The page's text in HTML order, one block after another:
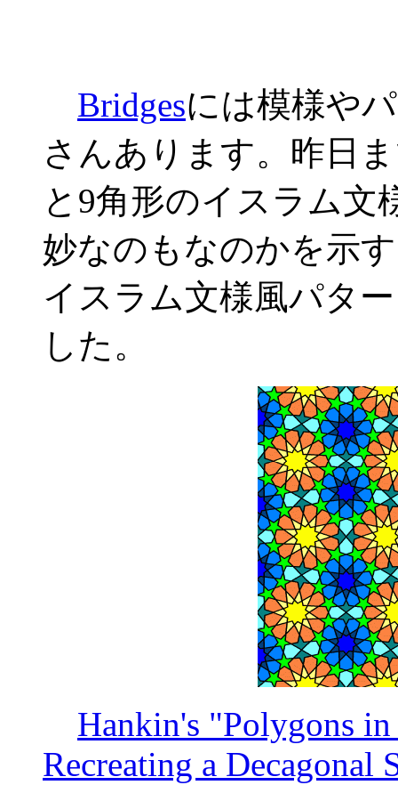
Bridgesには模様や
さんあります。昨日
と9角形のイスラム文
妙なのもなのかを示
イスラム文様風パタ
した。
Hankin's "Polygons
Recreating a Decagonal